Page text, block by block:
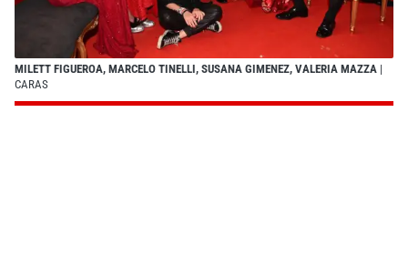
MILETT FIGUEROA, MARCELO TINELLI, SUSANA GIMENEZ, VALERIA MAZZA |
CARAS